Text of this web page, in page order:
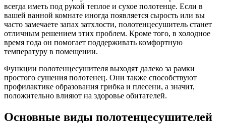
всегда иметь под рукой теплое и сухое полотенце. Если в
вашей ванной комнате иногда появляется сырость или вы
часто замечаете запах затхлости, полотенцесушитель станет
отличным решением этих проблем. Кроме того, в холодное
время года он помогает поддерживать комфортную
температуру в помещении.
Функции полотенцесушителя выходят далеко за рамки
простого сушения полотенец. Они также способствуют
профилактике образования грибка и плесени, а значит,
положительно влияют на здоровье обитателей.
Основные виды полотенцесушителей